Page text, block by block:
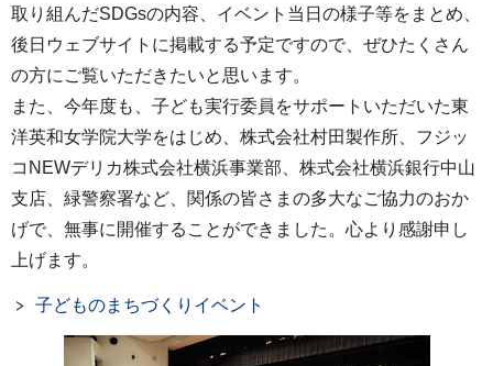
取り組んだSDGsの内容、イベント当日の様子等をまとめ、
後日ウェブサイトに掲載する予定ですので、ぜひたくさん
の方にご覧いただきたいと思います。
また、今年度も、子ども実行委員をサポートいただいた東
洋英和女学院大学をはじめ、株式会社村田製作所、フジッ
コNEWデリカ株式会社横浜事業部、株式会社横浜銀行中山
支店、緑警察署など、関係の皆さまの多大なご協力のおか
げで、無事に開催することができました。心より感謝申し
上げます。
子どものまちづくりイベント